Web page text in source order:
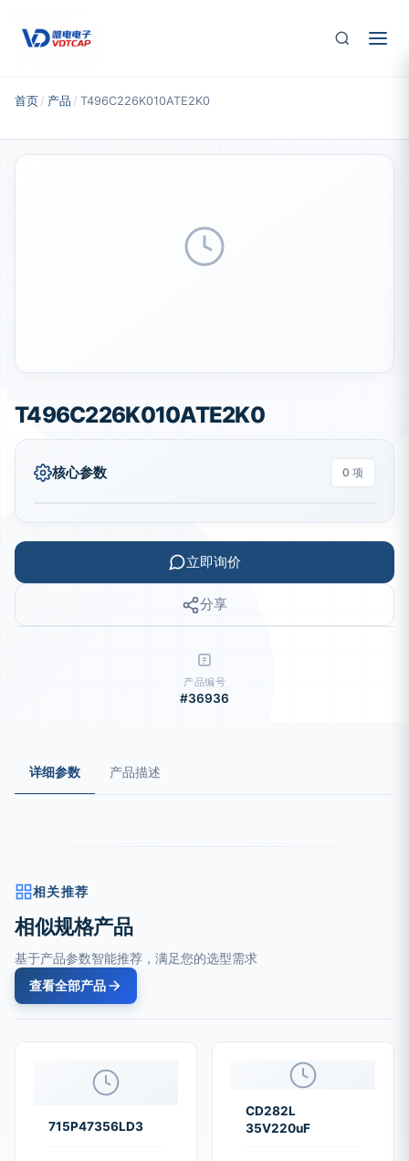
首页 / 产品 / T496C226K010ATE2K0
T496C226K010ATE2K0
核心参数 0 项
立即询价
分享
产品编号
#36936
详细参数 产品描述
相关推荐
相似规格产品
基于产品参数智能推荐，满足您的选型需求
查看全部产品
715P47356LD3
CD282L
35V220uF